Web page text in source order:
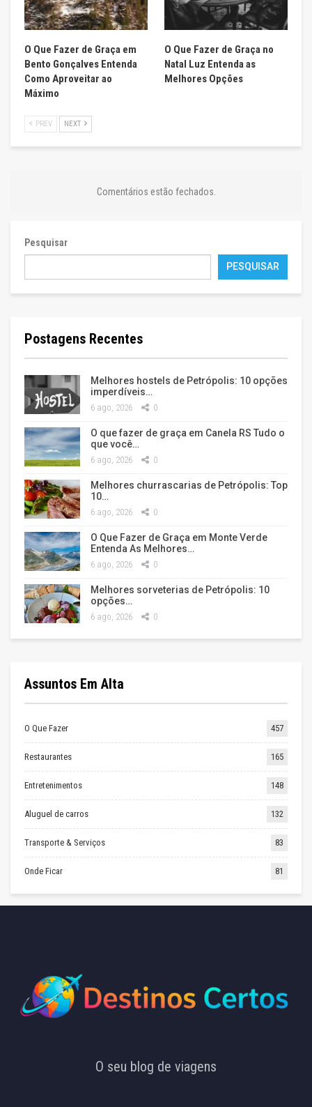
O Que Fazer de Graça em
Bento Gonçalves Entenda
Como Aproveitar ao
Máximo
O Que Fazer de Graça no
Natal Luz Entenda as
Melhores Opções
PREV NEXT
Comentários estão fechados.
Pesquisar
PESQUISAR
Postagens Recentes
Melhores hostels de Petrópolis: 10 opções
imperdíveis…
6 ago, 2026 0
O que fazer de graça em Canela RS Tudo o
que você…
6 ago, 2026 0
Melhores churrascarias de Petrópolis: Top
10…
6 ago, 2026 0
O Que Fazer de Graça em Monte Verde
Entenda As Melhores…
6 ago, 2026 0
Melhores sorveterias de Petrópolis: 10
opções…
6 ago, 2026 0
Assuntos Em Alta
O Que Fazer 457
Restaurantes 165
Entretenimentos 148
Aluguel de carros 132
Transporte & Serviços 83
Onde Ficar 81
O seu blog de viagens